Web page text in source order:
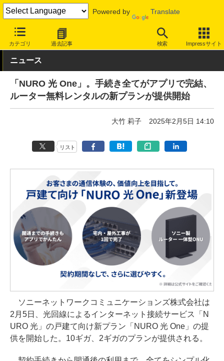
Powered by Translate
カテゴリ 過去記事 検索 Impressサイト
INTERNET Watch サービス/ソフト 固定回線
ニュース
「NURO 光 One」。手続き全てがアプリで完結、
ルーター無料レンタルの新プランが提供開始
大竹 莉子 2025年2月5日 14:10
リスト
ソニーネットワークコミュニケーションズ株式会社は
2月5日、光回線によるインターネット接続サービス「N
URO 光」の戸建て向け新プラン「NURO 光 One」の提
供を開始した。10ギガ、2ギガのプランが提供される。